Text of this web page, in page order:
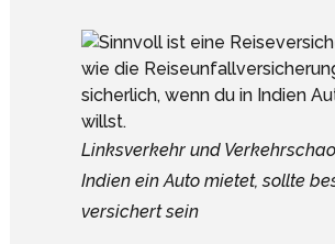
Linksverkehr und
Indien ein Auto mietet, sollte
versichert sein